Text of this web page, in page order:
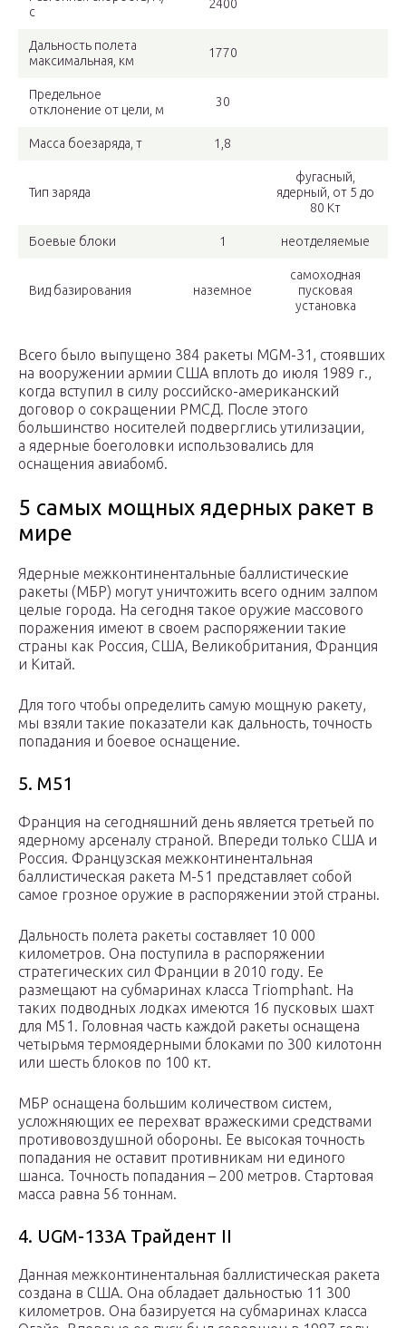
с
2400
Дальность полета
максимальная, км
1770
Предельное
отклонение от цели, м
30
Масса боезаряда, т 1,8
Тип заряда
фугасный,
ядерный, от 5 до
80 Кт
Боевые блоки 1 неотделяемые
Вид базирования наземное
самоходная
пусковая
установка
Всего было выпущено 384 ракеты MGM-31, стоявших
на вооружении армии США вплоть до июля 1989 г.,
когда вступил в силу российско-американский
договор о сокращении РМСД. После этого
большинство носителей подверглись утилизации,
а ядерные боеголовки использовались для
оснащения авиабомб.
5 самых мощных ядерных ракет в
мире
Ядерные межконтинентальные баллистические
ракеты (МБР) могут уничтожить всего одним залпом
целые города. На сегодня такое оружие массового
поражения имеют в своем распоряжении такие
страны как Россия, США, Великобритания, Франция
и Китай.
Для того чтобы определить самую мощную ракету,
мы взяли такие показатели как дальность, точность
попадания и боевое оснащение.
5. М51
Франция на сегодняшний день является третьей по
ядерному арсеналу страной. Впереди только США и
Россия. Французская межконтинентальная
баллистическая ракета M-51 представляет собой
самое грозное оружие в распоряжении этой страны.
Дальность полета ракеты составляет 10 000
километров. Она поступила в распоряжении
стратегических сил Франции в 2010 году. Ее
размещают на субмаринах класса Triomphant. На
таких подводных лодках имеются 16 пусковых шахт
для M51. Головная часть каждой ракеты оснащена
четырьмя термоядерными блоками по 300 килотонн
или шесть блоков по 100 кт.
МБР оснащена большим количеством систем,
усложняющих ее перехват вражескими средствами
противовоздушной обороны. Ее высокая точность
попадания не оставит противникам ни единого
шанса. Точность попадания – 200 метров. Стартовая
масса равна 56 тоннам.
4. UGM-133A Трайдент II
Данная межконтинентальная баллистическая ракета
создана в США. Она обладает дальностью 11 300
километров. Она базируется на субмаринах класса